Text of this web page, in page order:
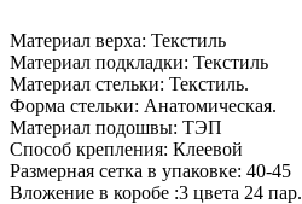
Материал верха: Текстиль
Материал подкладки: Текстиль
Материал стельки: Текстиль.
Форма стельки: Анатомическая.
Материал подошвы: ТЭП
Способ крепления: Клеевой
Размерная сетка в упаковке: 40-45
Вложение в коробе :3 цвета 24 пар.